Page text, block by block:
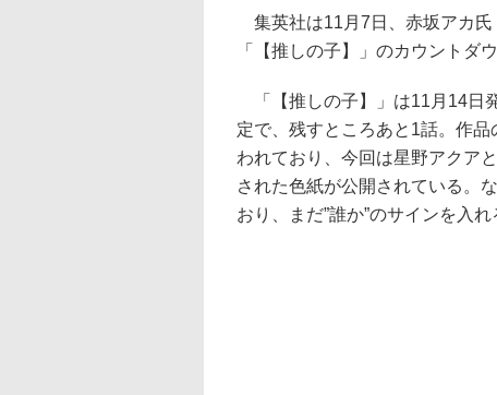
集英社は11月7日、赤坂アカ氏
「【推しの子】」のカウントダ
「【推しの子】」は11月14日
定で、残すところあと1話。作
われており、今回は星野アクア
された色紙が公開されている。
おり、まだ”誰か”のサインを入